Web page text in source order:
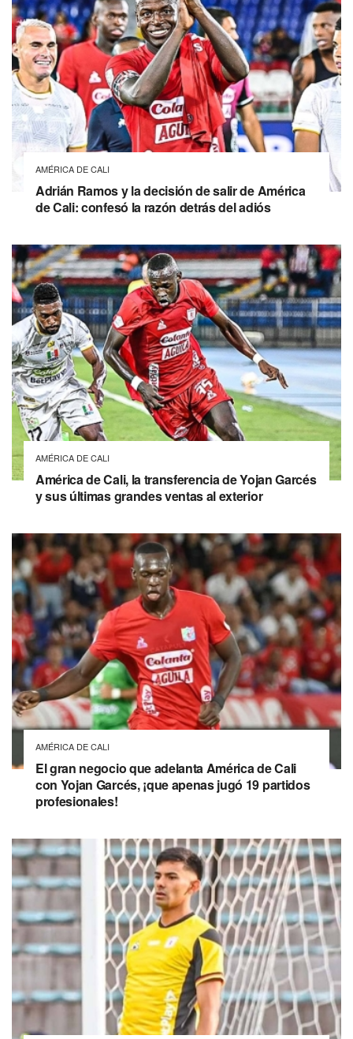
AMÉRICA DE CALI
Adrián Ramos y la decisión de salir de América
de Cali: confesó la razón detrás del adiós
AMÉRICA DE CALI
América de Cali, la transferencia de Yojan Garcés
y sus últimas grandes ventas al exterior
AMÉRICA DE CALI
El gran negocio que adelanta América de Cali
con Yojan Garcés, ¡que apenas jugó 19 partidos
profesionales!